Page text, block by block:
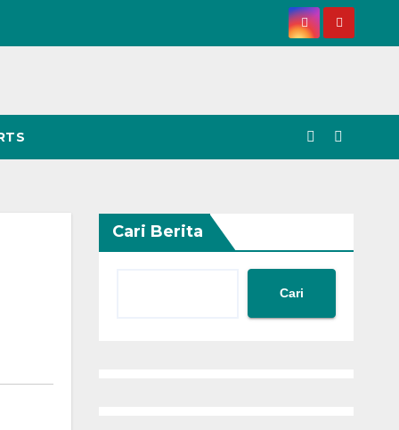
Cari Berita
Cari